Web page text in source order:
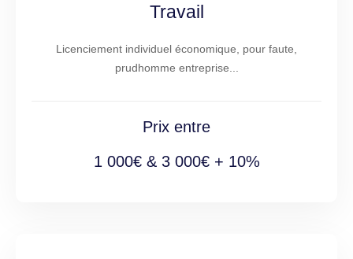
Travail
Licenciement individuel économique, pour faute,
prudhomme entreprise...
Prix entre
1 000€ & 3 000€ + 10%